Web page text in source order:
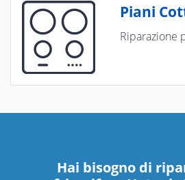
Piani
Riparazione
Hai bisogno di